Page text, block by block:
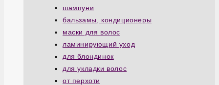
шампуни
бальзамы, кондиционеры
маски для волос
ламинирующий уход
для блондинок
для укладки волос
от перхоти